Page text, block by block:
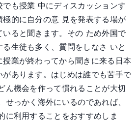
も授業 中にディスカッションす
極的に自分の意 見を発表する場が
いると聞きます。その ため外国で
生徒も多く、質問をしなさ いと
業が終わってから聞きに来る日本
あります。はじめは誰でも苦手で
ん機会を作って慣れることが大切
せっかく海外にいるのであれば、
に利用することをおすすめしま